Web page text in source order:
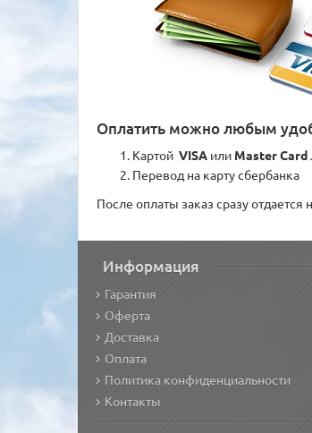
Оплатить можно любым
Картой VISA или Master Card
Перевод на карту сбербанка
После оплаты заказ сразу
Информация
Гарантия
Оферта
Доставка
Оплата
Политика конфиденциальности
Контакты